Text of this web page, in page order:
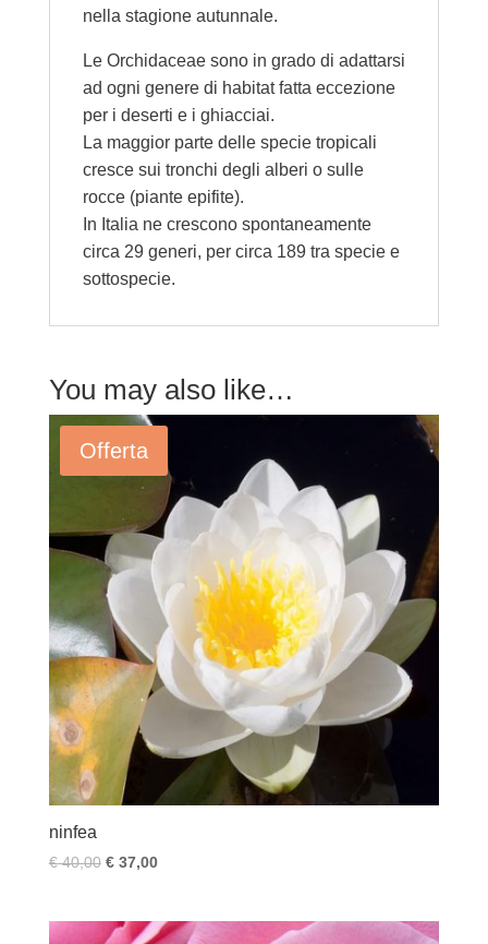
nella stagione autunnale.
Le Orchidaceae sono in grado di adattarsi
ad ogni genere di habitat fatta eccezione
per i deserti e i ghiacciai.
La maggior parte delle specie tropicali
cresce sui tronchi degli alberi o sulle
rocce (piante epifite).
In Italia ne crescono spontaneamente
circa 29 generi, per circa 189 tra specie e
sottospecie.
You may also like…
Offerta
ninfea
€40,00 €37,00